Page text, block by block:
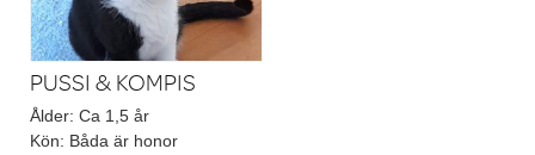
PUSSI & KOMPIS
Ålder: Ca 1,5 år
Kön: Båda är honor